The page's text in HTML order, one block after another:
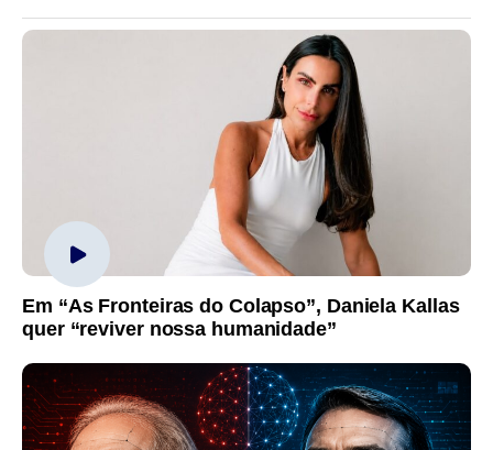
Em “As Fronteiras do Colapso”, Daniela Kallas
quer “reviver nossa humanidade”